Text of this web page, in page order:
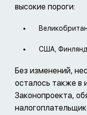
высокие пороги:
США,
Без изменений,
осталось также в
Законопроекта,